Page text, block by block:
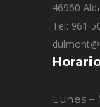
46960
Tel: 961
Lunes –